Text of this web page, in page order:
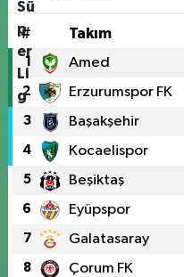
# Takım
1 Amed
2 Erzurumspor FK
3 Başakşehir
4 Kocaelispor
5 Beşiktaş
6 Eyüpspor
7 Galatasaray
8 Çorum FK